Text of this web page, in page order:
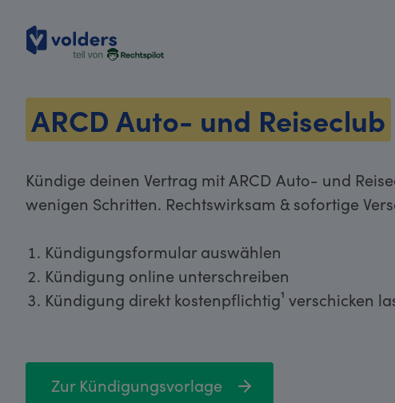
ARCD Auto- und Reiseclub
Kündige deinen Vertrag mit ARCD Auto- und
wenigen Schritten. Rechtswirksam & sofortige
Kündigungsformular auswählen
Kündigung online unterschreiben
Kündigung direkt kostenpflichtig¹ verschicken
Zur Kündigungsvorlage